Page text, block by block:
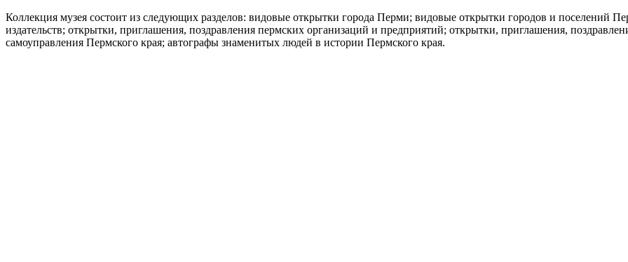
Коллекция музея состоит из следующих разделов: видовые открытки города Перми; видовые открытки городов и поселений
издательств; открытки, приглашения, поздравления пермских организаций и предприятий; открытки, приглашения,
самоуправления Пермского края; автографы знаменитых людей в истории Пермского края.